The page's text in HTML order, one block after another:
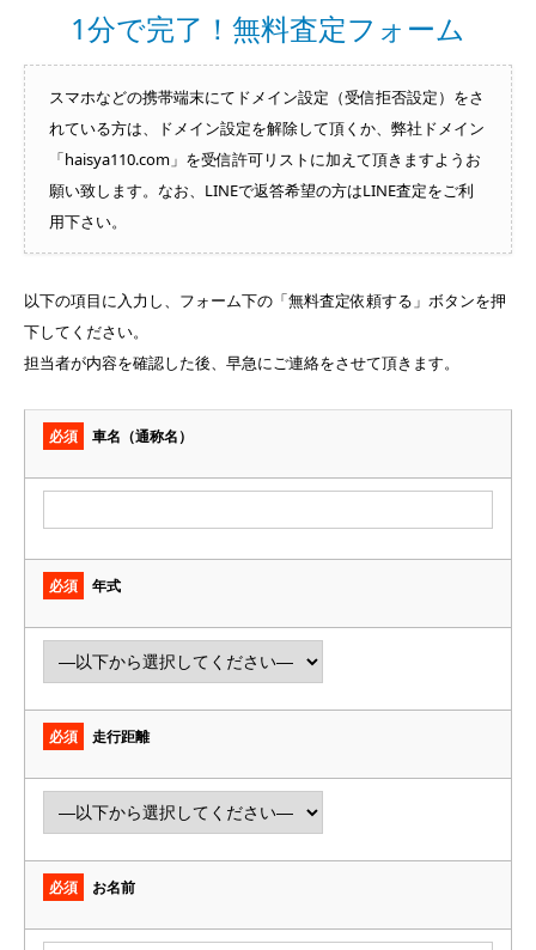
1分で完了！無料査定フォーム
スマホなどの携帯端末にてドメイン設定（受信拒否設定）をさ
れている方は、ドメイン設定を解除して頂くか、弊社ドメイン
「haisya110.com」を受信許可リストに加えて頂きますようお
願い致します。なお、LINEで返答希望の方はLINE査定をご利
用下さい。
以下の項目に入力し、フォーム下の「無料査定依頼する」ボタンを押
下してください。
担当者が内容を確認した後、早急にご連絡をさせて頂きます。
必須 車名（通称名）
必須 年式
必須 走行距離
必須 お名前